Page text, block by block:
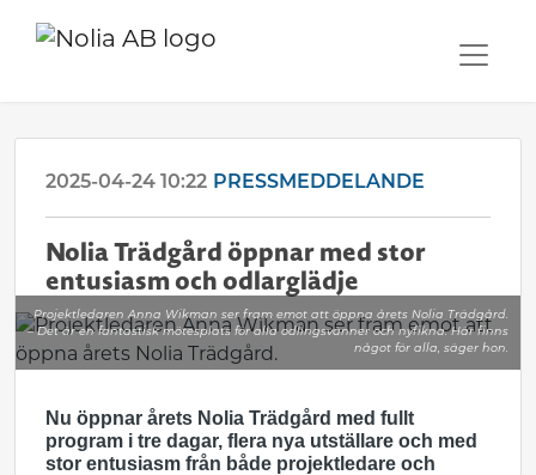
2025-04-24 10:22 PRESSMEDDELANDE
Nolia Trädgård öppnar med stor
entusiasm och odlarglädje
Projektledaren Anna Wikman ser fram emot att öppna årets Nolia Trädgård.
– Det är en fantastisk mötesplats för alla odlingsvänner och nyfikna. Här finns
något för alla, säger hon.
Nu öppnar årets Nolia Trädgård med fullt
program i tre dagar, flera nya utställare och med
stor entusiasm från både projektledare och